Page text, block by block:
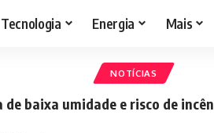
Tecnologia Energia Mais
NOTÍCIAS
baixa umidade e risco de